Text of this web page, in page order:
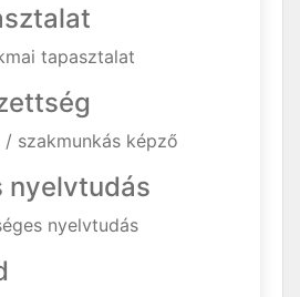
tapasztalat
/ szakmunkás képző
nyelvtudás
nyelvtudás